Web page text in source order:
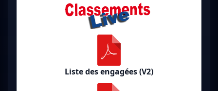
Liste des engagées (V2)